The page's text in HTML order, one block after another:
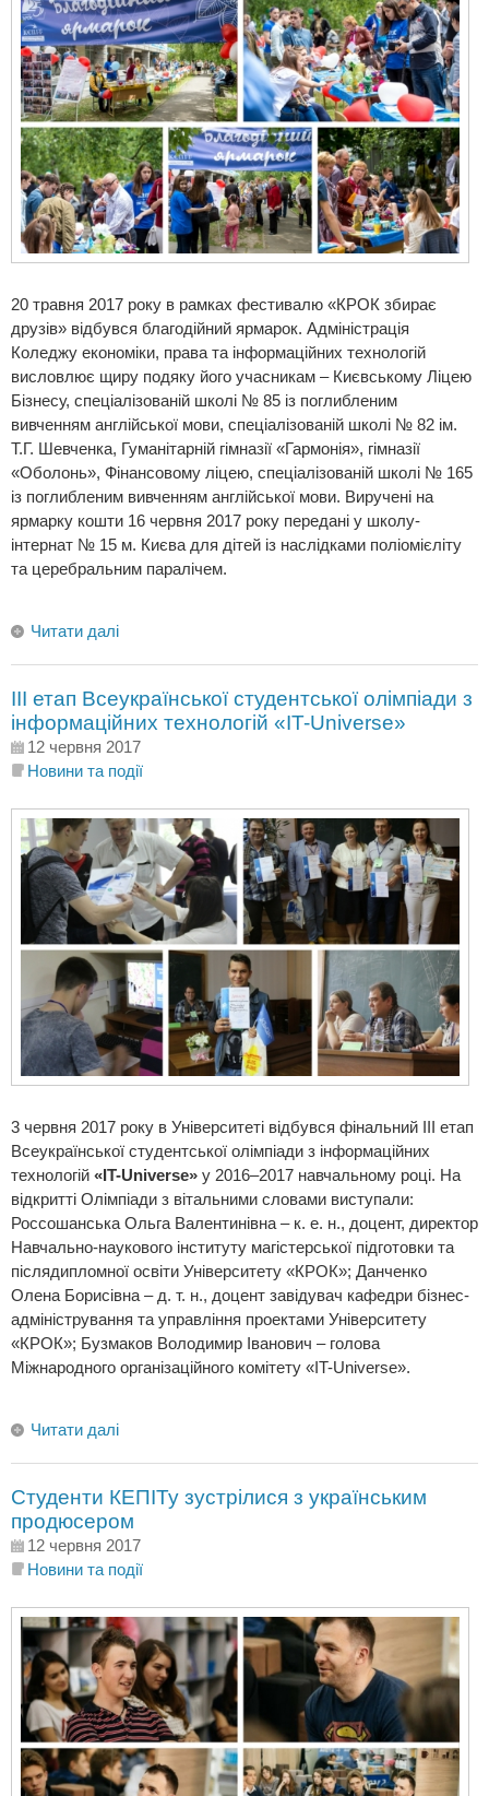
20 травня 2017 року в рамках фестивалю «КРОК збирає
друзів» відбувся благодійний ярмарок. Адміністрація
Коледжу економіки, права та інформаційних технологій
висловлює щиру подяку його учасникам – Києвському Ліцею
Бізнесу, спеціалізованій школі № 85 із поглибленим
вивченням англійської мови, спеціалізованій школі № 82 ім.
Т.Г. Шевченка, Гуманітарній гімназії «Гармонія», гімназії
«Оболонь», Фінансовому ліцею, спеціалізованій школі № 165
із поглибленим вивченням англійської мови. Виручені на
ярмарку кошти 16 червня 2017 року передані у школу-
інтернат № 15 м. Києва для дітей із наслідками поліомієліту
та церебральним паралічем.
Читати далі
ІІІ етап Всеукраїнської студентської олімпіади з
інформаційних технологій «IT-Universe»
12 червня 2017
Новини та події
3 червня 2017 року в Університеті відбувся фінальний ІІІ етап
Всеукраїнської студентської олімпіади з інформаційних
технологій «IT-Universe» у 2016–2017 навчальному році. На
відкритті Олімпіади з вітальними словами виступали:
Россошанська Ольга Валентинівна – к. е. н., доцент, директор
Навчально-наукового інституту магістерської підготовки та
післядипломної освіти Університету «КРОК»; Данченко
Олена Борисівна – д. т. н., доцент завідувач кафедри бізнес-
адміністрування та управління проектами Університету
«КРОК»; Бузмаков Володимир Іванович – голова
Міжнародного організаційного комітету «IT-Universe».
Читати далі
Студенти КЕПІТу зустрілися з українським
продюсером
12 червня 2017
Новини та події